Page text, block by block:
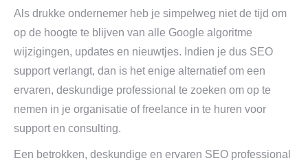
Als drukke ondernemer heb je simpelweg niet de tijd om
op de hoogte te blijven van alle Google algoritme
wijzigingen, updates en nieuwtjes. Indien je dus SEO
support verlangt, dan is het enige alternatief om een
ervaren, deskundige professional te zoeken om op te
nemen in je organisatie of freelance in te huren voor
support en consulting.
Een betrokken, deskundige en ervaren SEO professional